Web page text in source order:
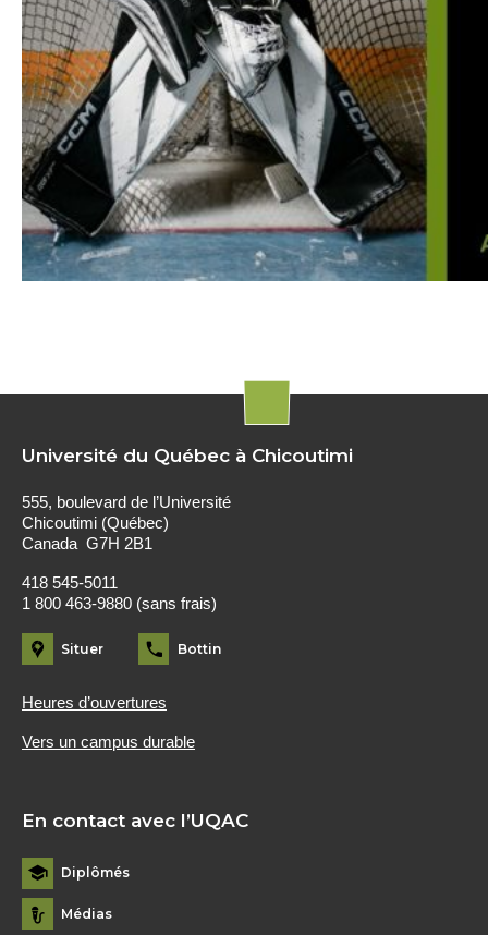
Université du Québec à Chicoutimi
555, boulevard de l’Université
Chicoutimi (Québec)
Canada G7H 2B1
418 545-5011
1 800 463-9880 (sans frais)
Situer Bottin
Heures d’ouvertures
Vers un campus durable
En contact avec l’UQAC
Diplômés
Médias